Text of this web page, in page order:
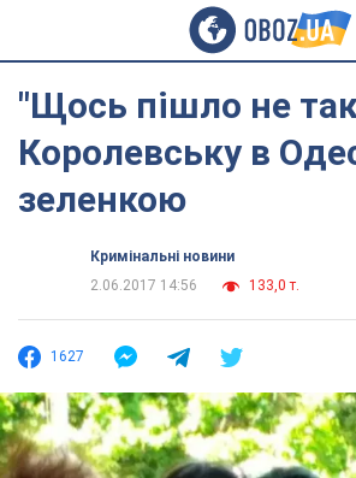
"Щось пішло не
Королевську в
зеленкою
Кримінальні новини
2.06.2017 14:56
133,0 т.
1627